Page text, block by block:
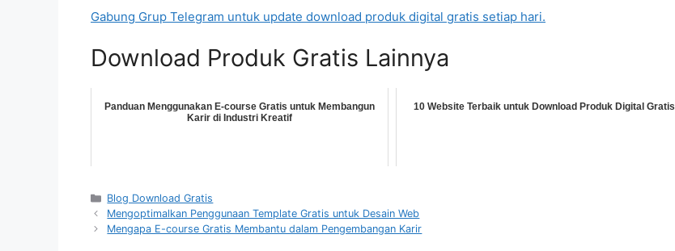
Gabung Grup Telegram untuk update download produk digital gratis setiap hari.
Download Produk Gratis Lainnya
Panduan Menggunakan E-course Gratis untuk Membangun
Karir di Industri Kreatif
10 Website Terbaik untuk Download Produk Digital Gratis
Categories
Blog Download Gratis
Mengoptimalkan Penggunaan Template Gratis untuk Desain Web
Mengapa E-course Gratis Membantu dalam Pengembangan Karir